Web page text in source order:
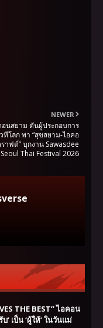
NEWER
อนสยาม ดันผู้ประกอบการ
ทีโลก พา “สุขสยาม-ไอคอ
าฟต์” บุกงาน Sawasdee
Seoul Thai Festival 2026
THE BEST” ไอคอน
เป็น ‘ผู้ให้’ ในวันแม่